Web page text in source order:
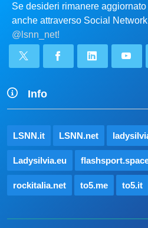
Se desideri rimanere
anche attraverso Social
@lsnn_net!
Info
LSNN.it LSNN.net
Ladysilvia.eu
rockitalia.net to5.me to5.it